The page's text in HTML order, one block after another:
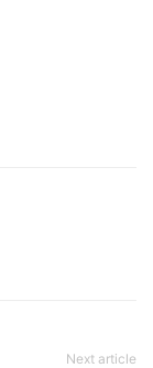
Next article